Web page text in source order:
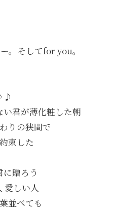
。そしてfor you。
君が薄化粧した朝
りの狭間で
束した
贈ろう
愛しい人
並べても